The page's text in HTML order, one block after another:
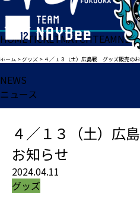
HOMETICKETMATCHTEAM
ホーム >グッズ > ４／１３（土）広島戦 グッズ販売の
NEWS
ニュース
４／１３（土）広
お知らせ
2024.04.11
グッズ